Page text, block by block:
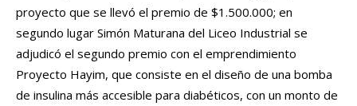
proyecto que se llevó el premio de $1.500.000; en
segundo lugar Simón Maturana del Liceo Industrial se
adjudicó el segundo premio con el emprendimiento
Proyecto Hayim, que consiste en el diseño de una bomba
de insulina más accesible para diabéticos, con un monto de